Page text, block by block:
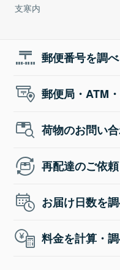
支寒内
郵便番号を調
郵便局・ATM
荷物のお問い
再配達のご依頼
お届け日数を
料金を計算・